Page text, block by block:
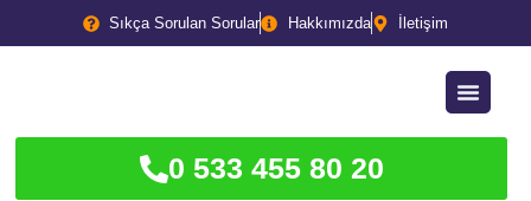
Sıkça Sorulan Sorular Hakkımızda İletişim
0 533 455 80 20